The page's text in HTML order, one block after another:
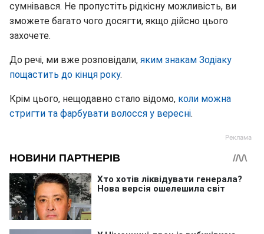
сумнівався. Не пропустіть рідкісну можливість, ви
зможете багато чого досягти, якщо дійсно цього
захочете.
До речі, ми вже розповідали, яким знакам Зодіаку
пощастить до кінця року.
Крім цього, нещодавно стало відомо, коли можна
стригти та фарбувати волосся у вересні.